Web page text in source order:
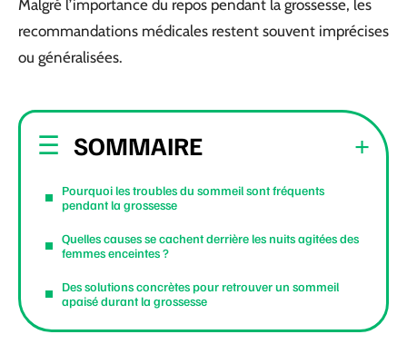
Malgré l’importance du repos pendant la grossesse, les
recommandations médicales restent souvent imprécises
ou généralisées.
SOMMAIRE
Pourquoi les troubles du sommeil sont fréquents
pendant la grossesse
Quelles causes se cachent derrière les nuits agitées des
femmes enceintes ?
Des solutions concrètes pour retrouver un sommeil
apaisé durant la grossesse